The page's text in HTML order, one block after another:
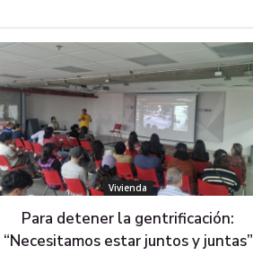
Vivienda
Para detener la gentrificación:
“Necesitamos estar juntos y juntas”